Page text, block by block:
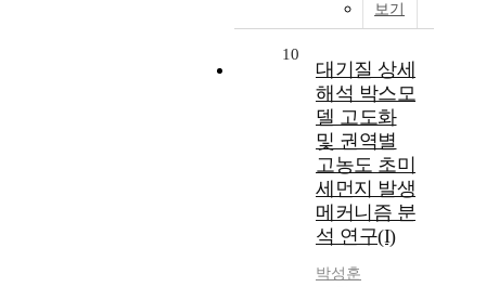
보기
10
대기질 상세
해석 박스모
델 고도화
및 권역별
고농도 초미
세먼지 발생
메커니즘 분
석 연구(I)
박성훈